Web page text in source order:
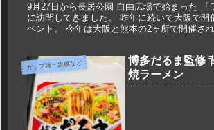
9月27日から長居公園 自由広場で始まった 『
に訪問してきました。 昨年に続いて大阪で開
ベント。 今年は大阪と熊本の2ヶ所で開催され
カップ麺・袋麺など
博多だるま監修
焼ラーメン